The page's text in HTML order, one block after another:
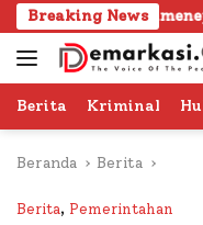
Langsung
ke
konten
Breaking News
Polresta
Berita Kriminal
Beranda Berita
Berita, Pemerintahan